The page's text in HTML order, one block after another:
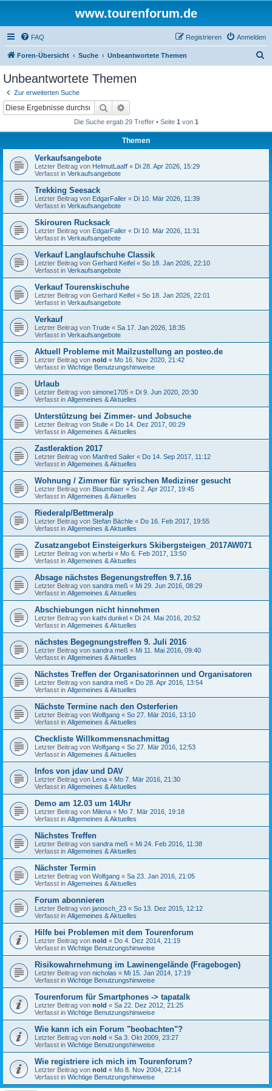
www.tourenforum.de
FAQ Anmelden
Registrieren
Foren-Übersicht Suche Unbeantwortete Themen
Unbeantwortete Themen
Zur erweiterten Suche
Suche
Die Suche ergab 29 Treffer • Seite 1 von 1
Themen
Verkaufsangebote
Letzter Beitrag von HelmutLaaff « Di 28. Apr 2026, 15:29
Verfasst in Verkaufsangebote
Trekking Seesack
Letzter Beitrag von EdgarFaller « Di 10. Mär 2026, 11:39
Verfasst in Verkaufsangebote
Skirouren Rucksack
Letzter Beitrag von EdgarFaller « Di 10. Mär 2026, 11:31
Verfasst in Verkaufsangebote
Verkauf Langlaufschuhe Classik
Letzter Beitrag von Gerhard Keifel « So 18. Jan 2026, 22:10
Verfasst in Verkaufsangebote
Verkauf Tourenskischuhe
Letzter Beitrag von Gerhard Keifel « So 18. Jan 2026, 22:01
Verfasst in Verkaufsangebote
Verkauf
Letzter Beitrag von Trude « Sa 17. Jan 2026, 18:35
Verfasst in Verkaufsangebote
Aktuell Probleme mit Mailzustellung an posteo.de
Letzter Beitrag von nold « Mo 16. Nov 2020, 21:42
Verfasst in Wichtige Benutzungshinweise
Urlaub
Letzter Beitrag von simone1705 « Di 9. Jun 2020, 20:30
Verfasst in Allgemeines & Aktuelles
Unterstützung bei Zimmer- und Jobsuche
Letzter Beitrag von Stulle « Do 14. Dez 2017, 00:29
Verfasst in Allgemeines & Aktuelles
Zastleraktion 2017
Letzter Beitrag von Manfred Sailer « Do 14. Sep 2017, 11:12
Verfasst in Allgemeines & Aktuelles
Wohnung / Zimmer für syrischen Mediziner gesucht
Letzter Beitrag von Blaumbaer « So 2. Apr 2017, 19:45
Verfasst in Allgemeines & Aktuelles
Riederalp/Bettmeralp
Letzter Beitrag von Stefan Bächle « Do 16. Feb 2017, 19:55
Verfasst in Allgemeines & Aktuelles
Zusatzangebot Einsteigerkurs Skibergsteigen_2017AW071
Letzter Beitrag von w.herbi « Mo 6. Feb 2017, 13:50
Verfasst in Allgemeines & Aktuelles
Absage nächstes Begenungstreffen 9.7.16
Letzter Beitrag von sandra meß « Mi 29. Jun 2016, 08:29
Verfasst in Allgemeines & Aktuelles
Abschiebungen nicht hinnehmen
Letzter Beitrag von kathi dunkel « Di 24. Mai 2016, 20:52
Verfasst in Allgemeines & Aktuelles
nächstes Begegnungstreffen 9. Juli 2016
Letzter Beitrag von sandra meß « Mi 11. Mai 2016, 09:40
Verfasst in Allgemeines & Aktuelles
Nächstes Treffen der Organisatorinnen und Organisatoren
Letzter Beitrag von sandra meß « Do 28. Apr 2016, 13:54
Verfasst in Allgemeines & Aktuelles
Nächste Termine nach den Osterferien
Letzter Beitrag von Wolfgang « So 27. Mär 2016, 13:10
Verfasst in Allgemeines & Aktuelles
Checkliste Willkommensnachmittag
Letzter Beitrag von Wolfgang « So 27. Mär 2016, 12:53
Verfasst in Allgemeines & Aktuelles
Infos von jdav und DAV
Letzter Beitrag von Lena « Mo 7. Mär 2016, 21:30
Verfasst in Allgemeines & Aktuelles
Demo am 12.03 um 14Uhr
Letzter Beitrag von Milena « Mo 7. Mär 2016, 19:18
Verfasst in Allgemeines & Aktuelles
Nächstes Treffen
Letzter Beitrag von sandra meß « Mi 24. Feb 2016, 11:38
Verfasst in Allgemeines & Aktuelles
Nächster Termin
Letzter Beitrag von Wolfgang « Sa 23. Jan 2016, 21:05
Verfasst in Allgemeines & Aktuelles
Forum abonnieren
Letzter Beitrag von janosch_23 « So 13. Dez 2015, 12:12
Verfasst in Allgemeines & Aktuelles
Hilfe bei Problemen mit dem Tourenforum
Letzter Beitrag von nold « Do 4. Dez 2014, 21:19
Verfasst in Wichtige Benutzungshinweise
Risikowahrnehmung im Lawinengelände (Fragebogen)
Letzter Beitrag von nicholas « Mi 15. Jan 2014, 17:19
Verfasst in Wichtige Benutzungshinweise
Tourenforum für Smartphones -> tapatalk
Letzter Beitrag von nold « Sa 22. Dez 2012, 21:25
Verfasst in Wichtige Benutzungshinweise
Wie kann ich ein Forum "beobachten"?
Letzter Beitrag von nold « Sa 3. Okt 2009, 23:27
Verfasst in Wichtige Benutzungshinweise
Wie registriere ich mich im Tourenforum?
Letzter Beitrag von nold « Mo 8. Nov 2004, 22:14
Verfasst in Wichtige Benutzungshinweise